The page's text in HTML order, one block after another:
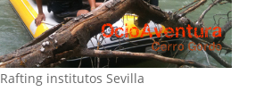
Rafting institutos Sevilla